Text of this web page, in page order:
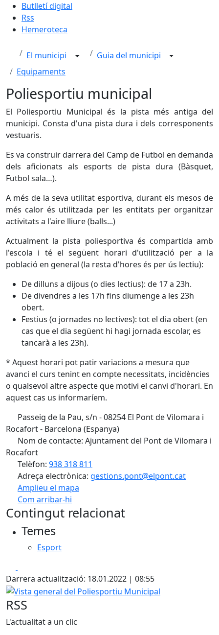
Butlletí digital
Rss
Hemeroteca
El municipi
Guia del municipi
Equipaments
Poliesportiu municipal
El Poliesportiu Municipal és la pista més antiga del
municipi. Consta d'una pista dura i dels corresponents
vestuaris.
Es va construir darrera del Camp de Futbol en demanda
dels aficionats als esports de pista dura (Bàsquet,
Futbol sala…).
A més de la seva utilitat esportiva, durant els mesos de
més calor és utilitzada per les entitats per organitzar
activitats a l'aire lliure (balls...)
Actualment la pista poliesportiva és compartida amb
l'escola i té el següent horari d'utilització per a la
població en general (la resta d'hores és per ús lectiu):
De dilluns a dijous (o dies lectius): de 17 a 23h.
De divendres a les 17h fins diumenge a les 23h
obert.
Festius (o jornades no lectives): tot el dia obert (en
cas que el dia següent hi hagi jornada escolar, es
tancarà a les 23h).
* Aquest horari pot patir variacions a mesura que
avanci el curs tenint en compte necessitats, incidències
o qualsevol altre aspecte que motivi el canvi d'horari. En
aquest cas us informaríem.
Passeig de la Pau, s/n - 08254 El Pont de Vilomara i
Rocafort - Barcelona (Espanya)
Nom de contacte: Ajuntament del Pont de Vilomara i
Rocafort
Telèfon: 938 318 811
Adreça electrònica: gestions.pont@elpont.cat
Amplieu el mapa
Com arribar-hi
+
Contingut relacionat
Temes
Esport
Darrera actualització: 18.01.2022 | 08:55
Vista general del Poliesportiu Municipal
RSS
L'actualitat a un clic